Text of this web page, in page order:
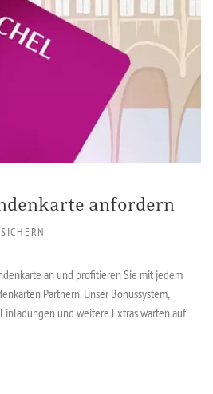
anfordern
an und profitieren Sie mit jedem
Partnern. Unser Bonussystem,
und weitere Extras warten auf